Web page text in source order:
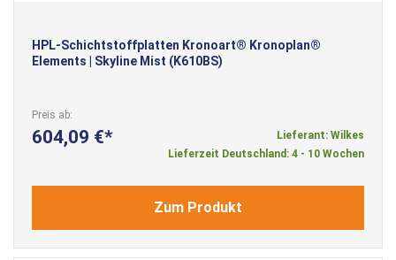
HPL-Schichtstoffplatten Kronoart® Kronoplan®
Elements | Skyline Mist (K610BS)
Preis ab
604,09 €
Lieferant: Wilkes
Lieferzeit Deutschland: 4 - 10 Wochen
Zum Produkt